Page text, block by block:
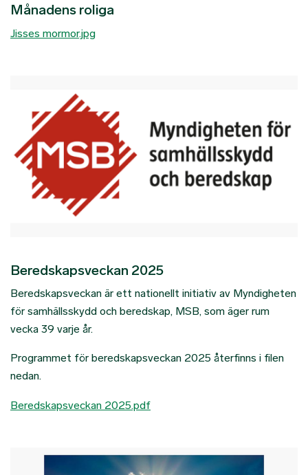
Månadens roliga
Jisses mormor.jpg
Beredskapsveckan 2025
Beredskapsveckan är ett nationellt initiativ av Myndigheten
för samhällsskydd och beredskap, MSB, som äger rum
vecka 39 varje år.
Programmet för beredskapsveckan 2025 återfinns i filen
nedan.
Beredskapsveckan 2025.pdf